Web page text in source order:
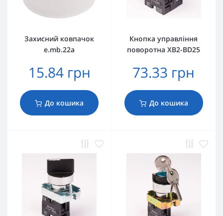
Захисний ковпачок
e.mb.22a
15.84 грн
До кошика
Кнопка управління
поворотна XB2-BD25
73.33 грн
До кошика